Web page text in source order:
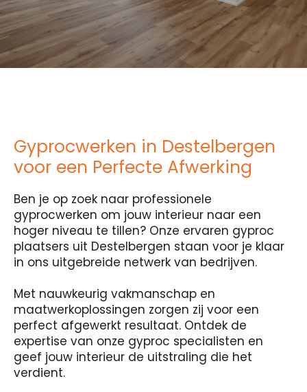
Gyprocwerken in Destelbergen
voor een Perfecte Afwerking
Ben je op zoek naar professionele
gyprocwerken om jouw interieur naar een
hoger niveau te tillen? Onze ervaren gyproc
plaatsers uit Destelbergen staan voor je klaar
in ons uitgebreide netwerk van bedrijven.
Met nauwkeurig vakmanschap en
maatwerkoplossingen zorgen zij voor een
perfect afgewerkt resultaat. Ontdek de
expertise van onze gyproc specialisten en
geef jouw interieur de uitstraling die het
verdient.